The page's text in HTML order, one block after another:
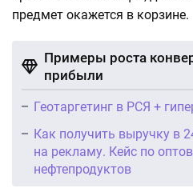
предмет окажется в корзине.
Примеры роста
прибыли
Геотаргетинг в РСЯ +
Как получить выручку в
на рекламу. Кейс по
нефтепродуктов